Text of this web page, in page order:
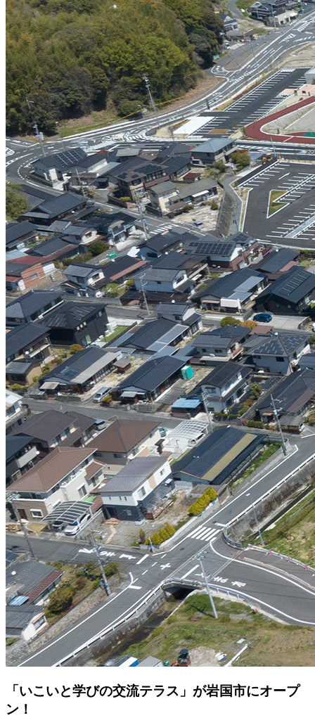
「いこいと学びの交流テラス」が岩国市にオープ
ン！